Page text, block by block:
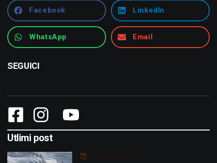
Facebook LinkedIn
WhatsApp Email
SEGUICI
Utlimi post
Luglio 29, 2026